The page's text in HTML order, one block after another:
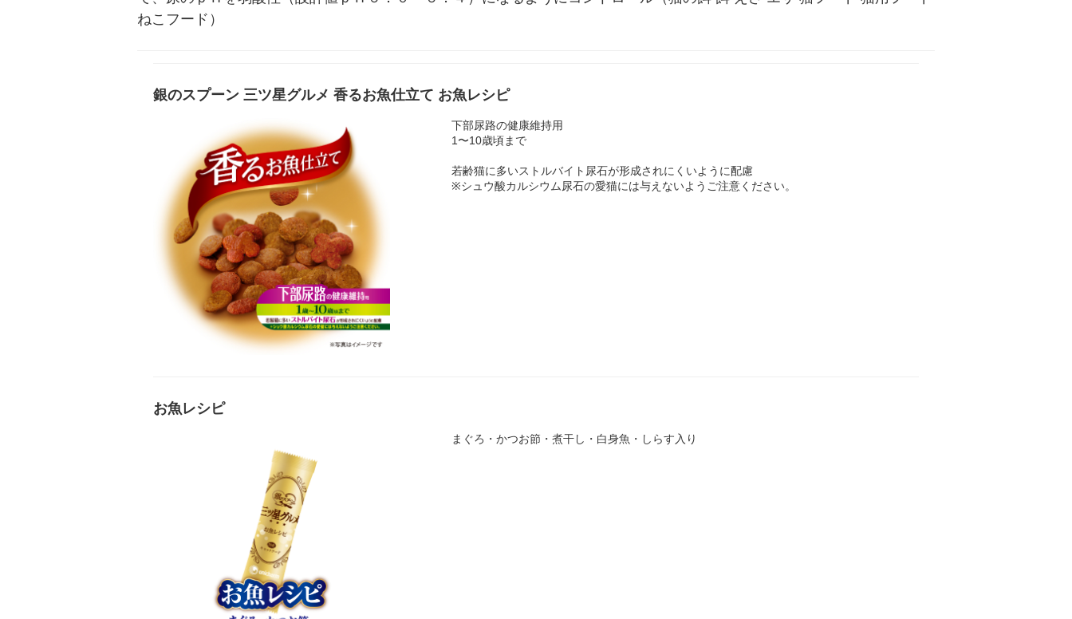
ねこフード）
銀のスプーン 三ツ星グルメ 香るお魚仕立て お魚レシピ
下部尿路の健康維持用
1〜10歳頃まで
若齢猫に多いストルバイト尿石が形成されにくいように配慮
※シュウ酸カルシウム尿石の愛猫には与えないようご注意ください。
お魚レシピ
まぐろ・かつお節・煮干し・白身魚・しらす入り